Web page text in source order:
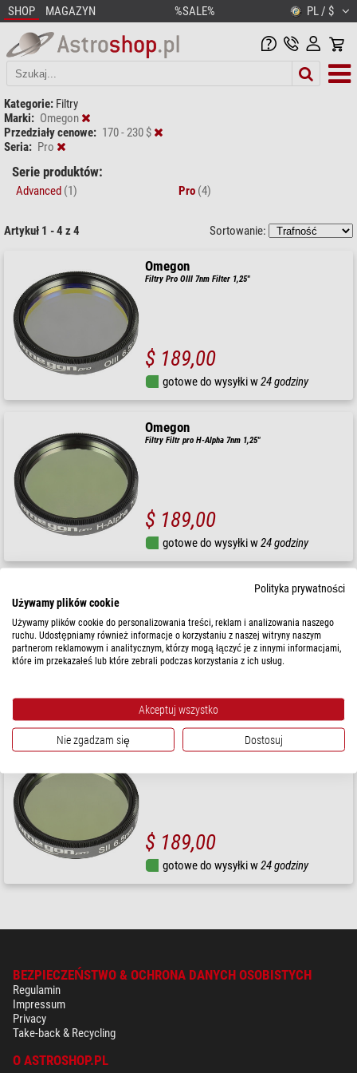
SHOP MAGAZYN %SALE% PL / $
Kategorie: Filtry
Marki: Omegon
Przedziały cenowe: 170 - 230 $
Seria: Pro
Serie produktów:
Advanced (1) Pro (4)
Artykuł 1 - 4 z 4 Sortowanie:
Omegon
Filtry Pro OIII 7nm Filter 1,25"
$ 189,00
gotowe do wysyłki w24 godziny
Omegon
Filtry Filtr pro H-Alpha 7nm 1,25"
$ 189,00
gotowe do wysyłki w24 godziny
gotowe do wysyłki w
Omegon
$ 189,00
gotowe do wysyłki w24 godziny
BEZPIECZEŃSTWO & OCHRONA DANYCH OSOBISTYCH
Regulamin
Impressum
Privacy
Take-back & Recycling
O ASTROSHOP.PL
Polityka prywatności
Używamy plików cookie
Używamy plików cookie do personalizowania treści, reklam i analizowania naszego
ruchu. Udostępniamy również informacje o korzystaniu z naszej witryny naszym
partnerom reklamowym i analitycznym, którzy mogą łączyć je z innymi informacjami,
które im przekazałeś lub które zebrali podczas korzystania z ich usług.
Akceptuj wszystko
Nie zgadzam się Dostosuj